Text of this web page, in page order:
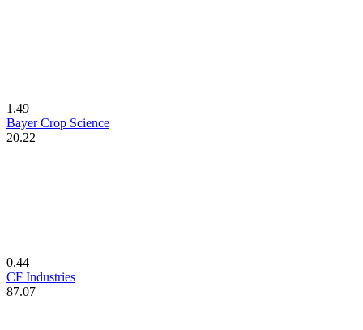
1.49
Bayer Crop Science
20.22
0.44
CF Industries
87.07